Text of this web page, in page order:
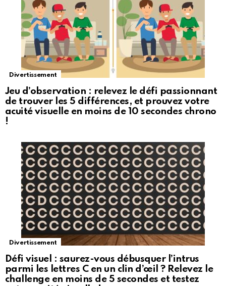
Divertissement
Jeu d’observation : relevez le défi passionnant
de trouver les 5 différences, et prouvez votre
acuité visuelle en moins de 10 secondes chrono
!
Divertissement
Défi visuel : saurez-vous débusquer l’intrus
parmi les lettres C en un clin d’œil ? Relevez le
challenge en moins de 5 secondes et testez